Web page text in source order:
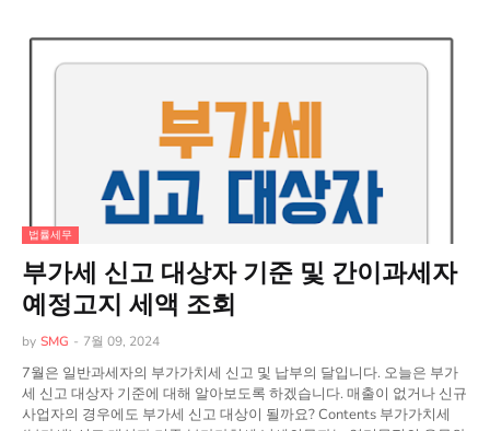
법률세무
부가세 신고 대상자 기준 및 간이과세자
예정고지 세액 조회
by SMG - 7월 09, 2024
7월은 일반과세자의 부가가치세 신고 및 납부의 달입니다. 오늘은 부가
세 신고 대상자 기준에 대해 알아보도록 하겠습니다. 매출이 없거나 신규
사업자의 경우에도 부가세 신고 대상이 될까요? Contents 부가가치세